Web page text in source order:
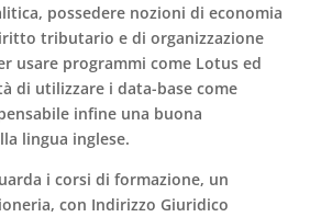
, possedere nozioni di economia
tributario e di organizzazione
usare programmi come Lotus ed
di utilizzare i data-base come
infine una buona
lingua inglese.
i corsi di formazione, un
con Indirizzo Giuridico